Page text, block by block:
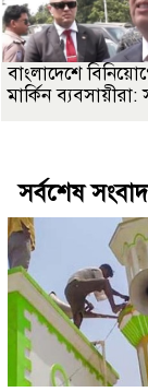
বাংলাদেশে
মার্কিন ব্যবসায়ীরা:
সর্বশেষ সংবাদ